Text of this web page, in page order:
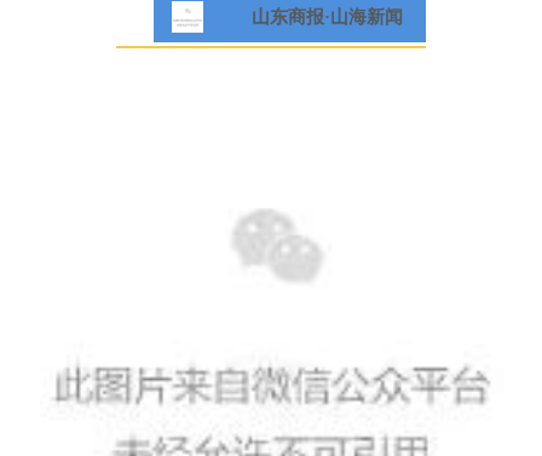
山东商报·山海新闻